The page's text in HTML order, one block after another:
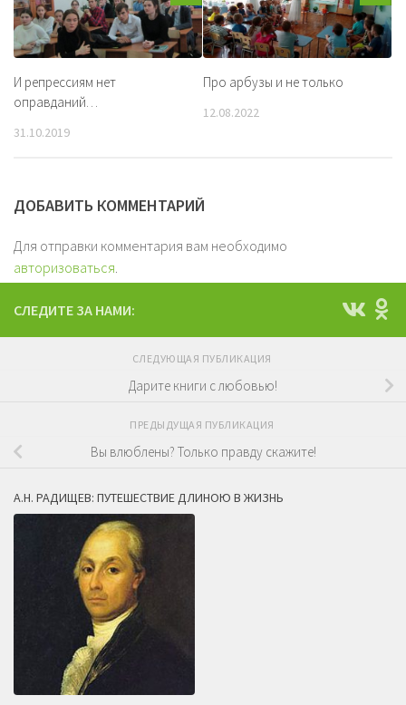
И репрессиям нет
оправданий…
31.10.2019
Про арбузы и не только
12.08.2022
ДОБАВИТЬ КОММЕНТАРИЙ
Для отправки комментария вам необходимо
авторизоваться
СЛЕДИТЕ ЗА НАМИ:
СЛЕДУЮЩАЯ ПУБЛИКАЦИЯ
Дарите книги с любовью!
ПРЕДЫДУЩАЯ ПУБЛИКАЦИЯ
Вы влюблены? Только правду скажите!
А.Н. РАДИЩЕВ: ПУТЕШЕСТВИЕ ДЛИНОЮ В ЖИЗНЬ